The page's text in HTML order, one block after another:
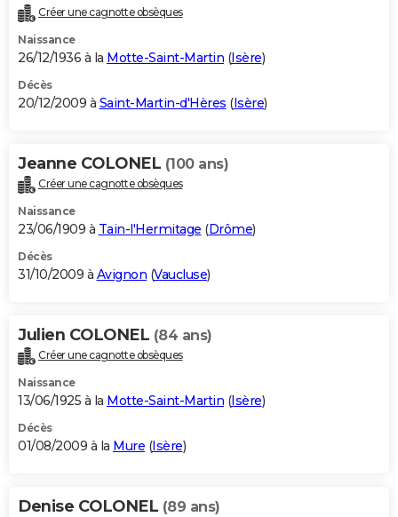
Créer une cagnotte obsèques
Naissance
26/12/1936 à la Motte-Saint-Martin (Isère)
Décès
20/12/2009 à Saint-Martin-d'Hères (Isère)
Jeanne COLONEL (100 ans)
Créer une cagnotte obsèques
Naissance
23/06/1909 à Tain-l'Hermitage (Drôme)
Décès
31/10/2009 à Avignon (Vaucluse)
Julien COLONEL (84 ans)
Créer une cagnotte obsèques
Naissance
13/06/1925 à la Motte-Saint-Martin (Isère)
Décès
01/08/2009 à la Mure (Isère)
Denise COLONEL (89 ans)